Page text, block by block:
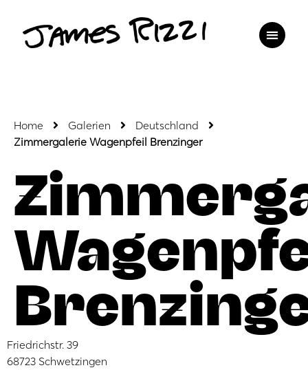
Home Galerien
Deutschland
Zimmergalerie Wagenpfeil Brenzinger
Friedrichstr. 39
68723 Schwetzingen